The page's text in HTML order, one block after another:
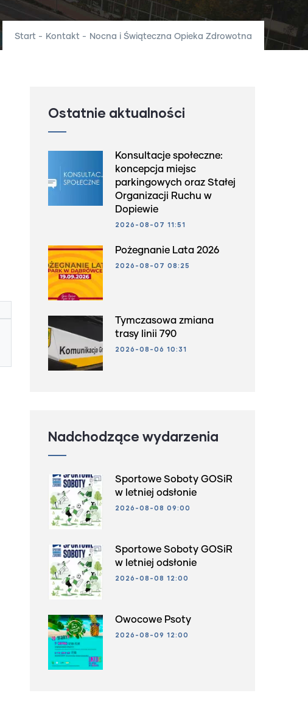
Start - Kontakt - Nocna i Świąteczna Opieka Zdrowotna
Ostatnie aktualności
Konsultacje społeczne:
koncepcja miejsc
parkingowych oraz Stałej
Organizacji Ruchu w
Dopiewie
2026-08-07 11:51
Pożegnanie Lata 2026
2026-08-07 08:25
Tymczasowa zmiana
trasy linii 790
2026-08-06 10:31
Nadchodzące wydarzenia
Sportowe Soboty GOSiR
w letniej odsłonie
2026-08-08 09:00
Sportowe Soboty GOSiR
w letniej odsłonie
2026-08-08 12:00
Owocowe Psoty
2026-08-09 12:00